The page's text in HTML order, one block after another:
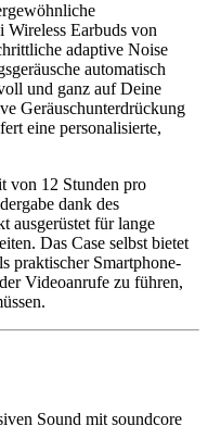
Earbuds von
adaptive Noise
automatisch
und ganz auf Deine
Geräuschunterdrückung
eine personalisierte,
von 12 Stunden pro
dank des
ausgerüstet für lange
Das Case selbst bietet
praktischer Smartphone-
Videoanrufe zu führen,